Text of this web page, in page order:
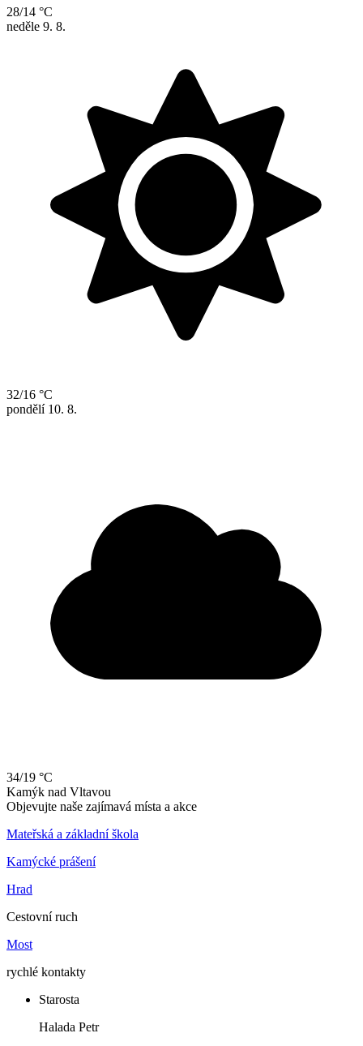
28/14 °C
neděle 9. 8.
32/16 °C
pondělí 10. 8.
34/19 °C
Kamýk nad Vltavou
Objevujte naše zajímavá místa a akce
Mateřská a základní škola
Kamýcké prášení
Hrad
Cestovní ruch
Most
rychlé kontakty
Starosta
Halada Petr